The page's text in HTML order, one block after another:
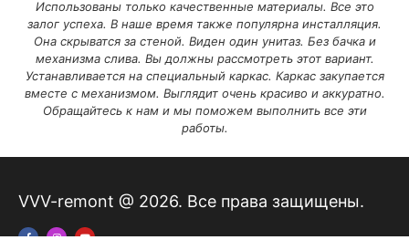
Использованы только качественные материалы. Все это
залог успеха. В наше время также популярна инсталляция.
Она скрыватся за стеной. Виден один унитаз. Без бачка и
механизма слива. Вы должны рассмотреть этот вариант.
Устанавливается на специальный каркас. Каркас закупается
вместе с механизмом. Выглядит очень красиво и аккуратно.
Обращайтесь к нам и мы поможем выполнить все эти
работы.
VVV-remont @ 2026. Все права защищены.